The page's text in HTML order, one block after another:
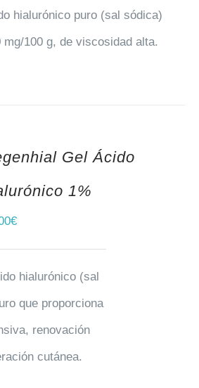
hialurónico puro (sal sódica)
mg/100 g, de viscosidad alta.
Gel Ácido
1%
€
hialurónico (sal
que proporciona
renovación
cutánea.